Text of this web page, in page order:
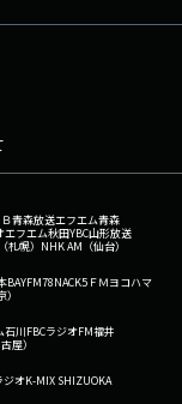
Ｂ青森放送エフエム青森
エフエム秋田YBC山形放送
札幌） NHK AM（仙台）
BAYFM78NACK5 ＦＭヨコハマ
石川FBCラジオFM福井
屋）
ジオK-MIX SHIZUOKA